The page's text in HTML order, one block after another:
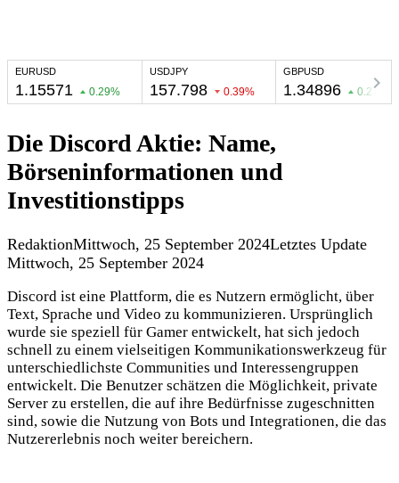
Die Discord Aktie: Name,
Börseninformationen und
Investitionstipps
RedaktionMittwoch, 25 September 2024Letztes Update
Mittwoch, 25 September 2024
Discord ist eine Plattform, die es Nutzern ermöglicht, über
Text, Sprache und Video zu kommunizieren. Ursprünglich
wurde sie speziell für Gamer entwickelt, hat sich jedoch
schnell zu einem vielseitigen Kommunikationswerkzeug für
unterschiedlichste Communities und Interessengruppen
entwickelt. Die Benutzer schätzen die Möglichkeit, private
Server zu erstellen, die auf ihre Bedürfnisse zugeschnitten
sind, sowie die Nutzung von Bots und Integrationen, die das
Nutzererlebnis noch weiter bereichern.